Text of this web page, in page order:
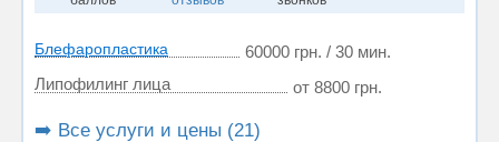
Блефаропластика
60000 грн. / 30 мин.
Липофилинг лица
от 8800 грн.
➡️ Все услуги и цены (21)